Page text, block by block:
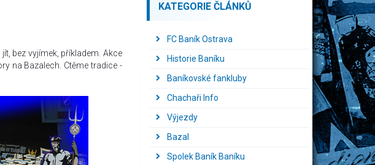
bez vyjímek, příkladem. Akce
na Bazalech. Ctěme tradice -
KATEGORIE ČLÁNKŮ
FC Baník Ostrava
Historie Baníku
Baníkovské fankluby
Chachaři Info
Výjezdy
Bazal
Spolek Baník Baníku